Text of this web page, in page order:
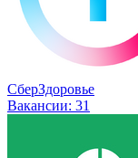
СберЗдоровье
Вакансии: 31